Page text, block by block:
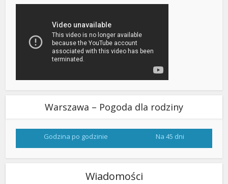
Warszawa – Pogoda dla rodziny
Godzina po godzinie Na 45 dni
Wiadomości